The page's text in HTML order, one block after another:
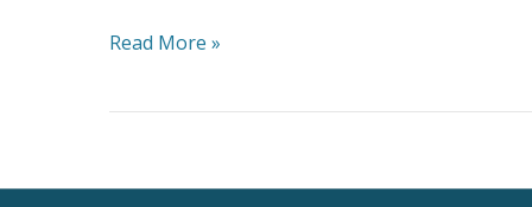
ΕΠΙΧΕΙΡΗΣΙΑΚΗ
Read More »